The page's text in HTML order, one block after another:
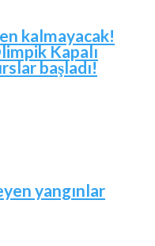
kalmayacak!
Kapalı
başladı!
yangınlar